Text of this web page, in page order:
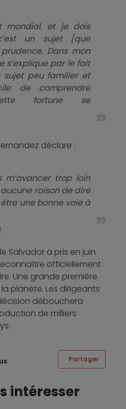
mondial, et je dois
un sujet [que
Dans mon
s’explique par le fait
sujet peu familier et
de comprendre
fortune se
déclare :
m’avancer trop loin
aucune raison de dire
une bonne voie à
Salvador a pris en juin
officiellement
Une grande première
planète. Les dirigeants
débouchera
de milliers
Partager
intéresser